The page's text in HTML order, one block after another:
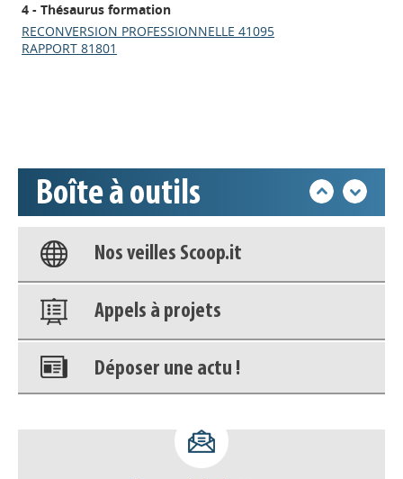
4 - Thésaurus formation
RECONVERSION PROFESSIONNELLE 41095
RAPPORT 81801
Boîte à outils
Appels à projets
Base documentaire
Nos veilles Scoop.it
Appels à projets
Déposer une actu !
déconnecter)